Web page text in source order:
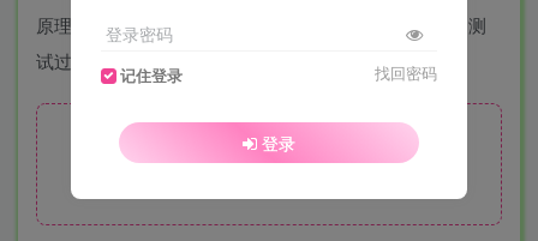
原理是模拟下载文件拉起外部浏览器跳转，这个方式只测
试过PC和安卓手机可以用，IOS测试不行！
此处内容已隐藏，月度会员可见
登录密码
记住登录 找回密码
登录